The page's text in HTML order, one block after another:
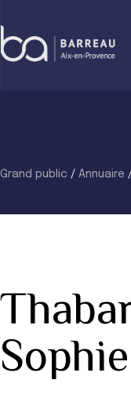
to
content
Grand public / Annuaire
Sophie